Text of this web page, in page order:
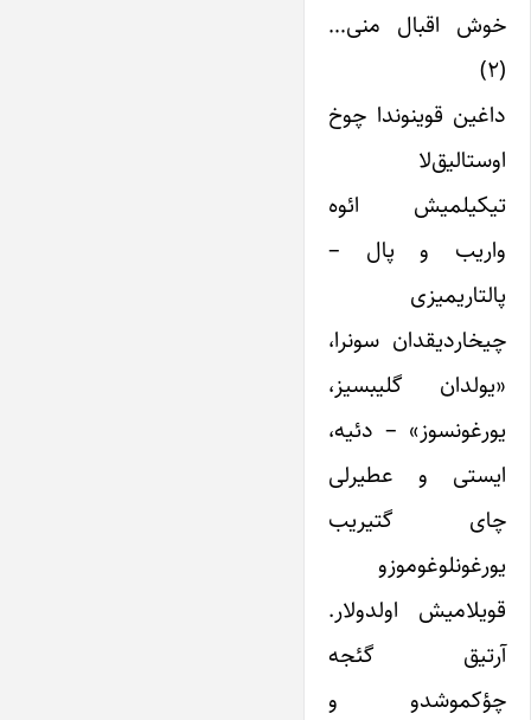
خوش اقبال منی…
(۲)
داغین قوینوندا چوخ
اوستالیق‌لا
تیکیلمیش ائوه
واریب و پال –
پالتاریمیزی
چیخاردیقدان سونرا،
«یولدان گلیبسیز،
یورغونسوز» – دئیه،
ایستی و عطیرلی
چای گتیریب
یورغونلوغوموزو
قویلامیش اولدولار.
آرتیق گئجه
چؤکموشدو و